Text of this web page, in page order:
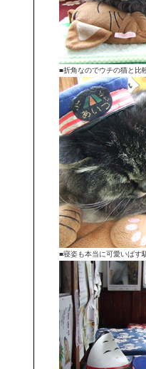
■折角なのでウチの猫と比
■寝姿も本当に可愛いばす